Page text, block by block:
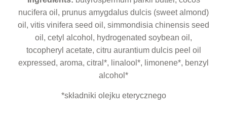
nucifera oil, prunus amygdalus dulcis (sweet almond)
oil, vitis vinifera seed oil, simmondisia chinensis seed
oil, cetyl alcohol, hydrogenated soybean oil,
tocopheryl acetate, citru aurantium dulcis peel oil
expressed, aroma, citral*, linalool*, limonene*, benzyl
alcohol*
*składniki olejku eterycznego